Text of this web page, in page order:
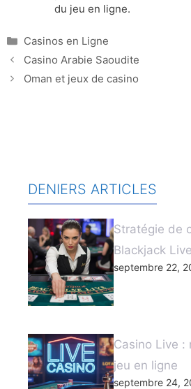
du jeu en ligne.
Catégories
Casinos en Ligne
Casino Arabie Saoudite
Oman et jeux de casino
DENIERS ARTICLES
Stratégie de
Blackjack
septembre 22,
Casino Live :
jeu en ligne
septembre 24,